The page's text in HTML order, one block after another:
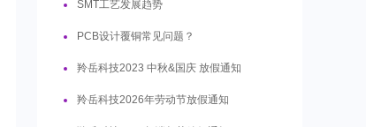
SMT工艺发展趋势
PCB设计覆铜常见问题？
羚岳科技2023 中秋&国庆 放假通知
羚岳科技2026年劳动节放假通知